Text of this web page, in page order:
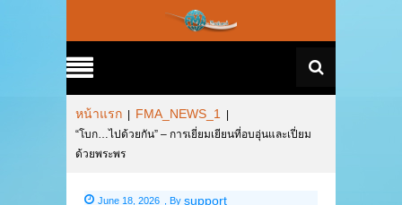
หน้าแรก FMA_NEWS_1
“โบก…ไปด้วยกัน” – การเยี่ยมเยียนที่อบอุ่นและเปี่ยม
ด้วยพระพร
June 18, 2026 By support